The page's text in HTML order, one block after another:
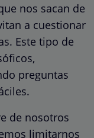
nos sacan de
a cuestionar
Este tipo de
preguntas
de nosotros
limitarnos